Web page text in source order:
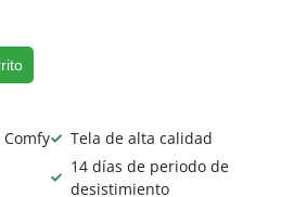
Tela de alta calidad
14 días de periodo de
desistimiento